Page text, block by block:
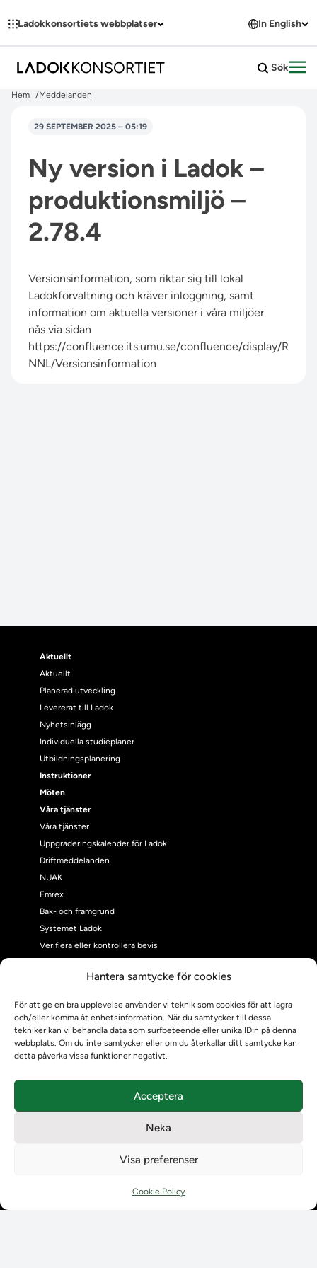
Hantera samtycke för cookies
För att ge en bra upplevelse använder vi teknik som cookies för att lagra
och/eller komma åt enhetsinformation. När du samtycker till dessa
tekniker kan vi behandla data som surfbeteende eller unika ID:n på denna
webbplats. Om du inte samtycker eller om du återkallar ditt samtycke kan
detta påverka vissa funktioner negativt.
Acceptera
Neka
Visa preferenser
Cookie Policy
Ladokkonsortiets webbplatser In English
Sök
Hem Meddelanden
29 SEPTEMBER 2025 – 05:19
Ny version i Ladok –
produktionsmiljö –
2.78.4
Versionsinformation, som riktar sig till lokal
Ladokförvaltning och kräver inloggning, samt
information om aktuella versioner i våra miljöer
nås via sidan
https://confluence.its.umu.se/confluence/display/R
NNL/Versionsinformation
Aktuellt
Aktuellt
Planerad utveckling
Levererat till Ladok
Nyhetsinlägg
Individuella studieplaner
Utbildningsplanering
Instruktioner
Möten
Våra tjänster
Våra tjänster
Uppgraderingskalender för Ladok
Driftmeddelanden
NUAK
Emrex
Bak- och framgrund
Systemet Ladok
Verifiera eller kontrollera bevis
Om Ladokkonsortiet
Ladokkonsortiet internationellt
Vision, strategi och produktplan
Användarkontakter
Kontaktuppgifter till lärosätenas Ladoksupport